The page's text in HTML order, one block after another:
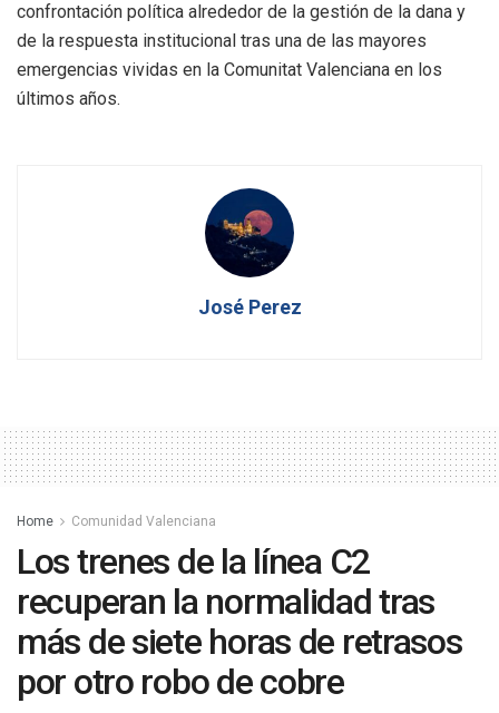
confrontación política alrededor de la gestión de la dana y
de la respuesta institucional tras una de las mayores
emergencias vividas en la Comunitat Valenciana en los
últimos años.
José Perez
Home Comunidad Valenciana
Los trenes de la línea C2
recuperan la normalidad tras
más de siete horas de retrasos
por otro robo de cobre